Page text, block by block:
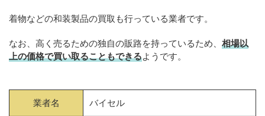
着物などの和装製品の買取も行っている業者です。
なお、高く売るための独自の販路を持っているため、 相場以
上の価格で買い取ることもできるようです。
業者名 バイセル